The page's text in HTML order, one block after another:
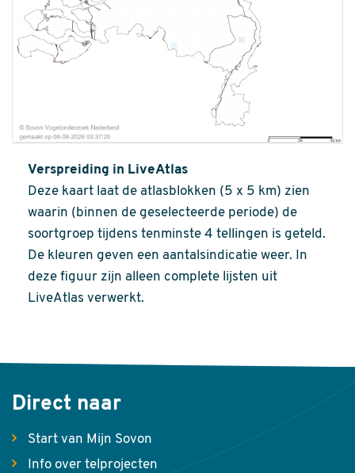
Verspreiding in LiveAtlas
Deze kaart laat de atlasblokken (5 x 5 km) zien
waarin (binnen de geselecteerde periode) de
soortgroep tijdens tenminste 4 tellingen is geteld.
De kleuren geven een aantalsindicatie weer. In
deze figuur zijn alleen complete lijsten uit
LiveAtlas verwerkt.
Direct naar
Start van Mijn Sovon
Info over telprojecten